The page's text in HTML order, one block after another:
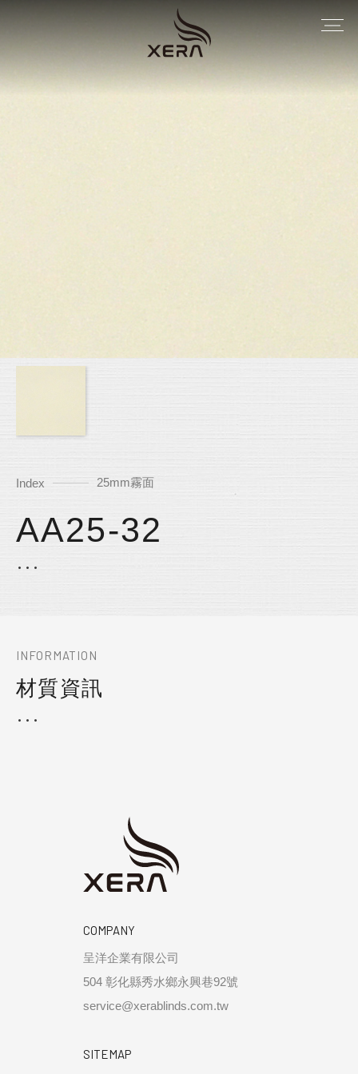
Index 25mm霧面
AA25-32
INFORMATION
材質資訊
COMPANY
呈洋企業有限公司
504 彰化縣秀水鄉永興巷92號
service@xerablinds.com.tw
SITEMAP